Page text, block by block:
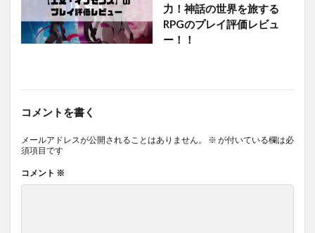
力！神話の世界を旅する
RPGのプレイ評価レビュ
ー！！
コメントを書く
メールアドレスが公開されることはありません。 ※ が付いている欄は必
須項目です
コメント ※